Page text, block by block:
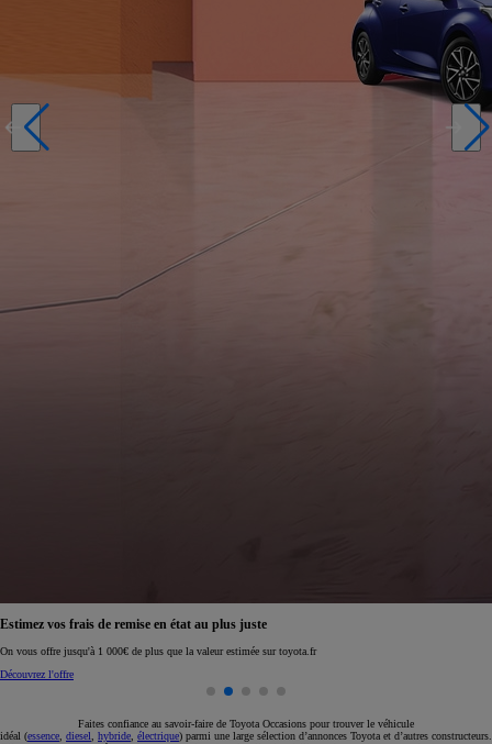
Réservez en ligne votre occasion pour 1€ seulement
Réservez en ligne
Faites confiance au savoir-faire de Toyota Occasions pour trouver le véhicule
idéal (essence diesel hybride électrique) parmi une large sélection d’annonces Toyota et d’autres constructeurs.